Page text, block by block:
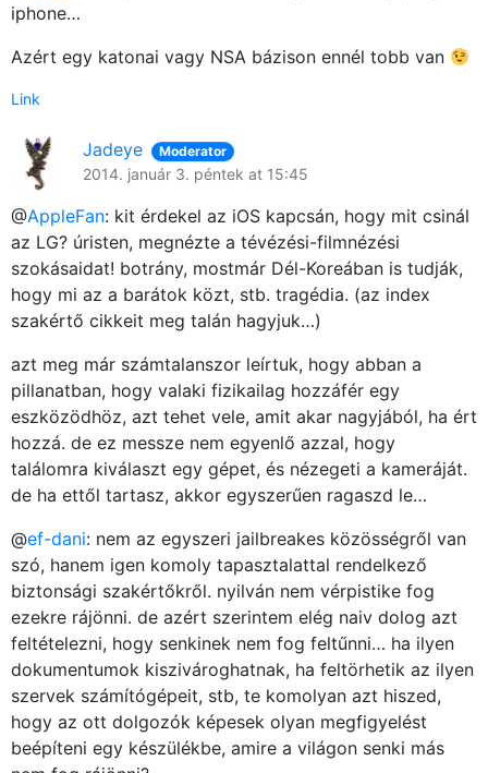
iphone…
Azért egy katonai vagy NSA bázison ennél tobb van
Link
Jadeye Moderator
2014. január 3. péntek at 15:45
@AppleFan: kit érdekel az iOS kapcsán, hogy mit csinál
az LG? úristen, megnézte a tévézési-filmnézési
szokásaidat! botrány, mostmár Dél-Koreában is tudják,
hogy mi az a barátok közt, stb. tragédia. (az index
szakértő cikkeit meg talán hagyjuk…)
azt meg már számtalanszor leírtuk, hogy abban a
pillanatban, hogy valaki fizikailag hozzáfér egy
eszközödhöz, azt tehet vele, amit akar nagyjából, ha ért
hozzá. de ez messze nem egyenlő azzal, hogy
találomra kiválaszt egy gépet, és nézegeti a kameráját.
de ha ettől tartasz, akkor egyszerűen ragaszd le…
@ef-dani: nem az egyszeri jailbreakes közösségről van
szó, hanem igen komoly tapasztalattal rendelkező
biztonsági szakértőkről. nyilván nem vérpistike fog
ezekre rájönni. de azért szerintem elég naiv dolog azt
feltételezni, hogy senkinek nem fog feltűnni… ha ilyen
dokumentumok kiszivároghatnak, ha feltörhetik az ilyen
szervek számítógépeit, stb, te komolyan azt hiszed,
hogy az ott dolgozók képesek olyan megfigyelést
beépíteni egy készülékbe, amire a világon senki más